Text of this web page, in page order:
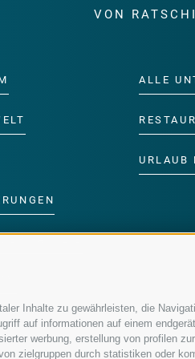
Inhalte zu gewährleisten, die
auf informationen auf einem
werbung, erstellung von profilen
zielgruppen durch statistiken oder
VON
ALLE
URLAUB